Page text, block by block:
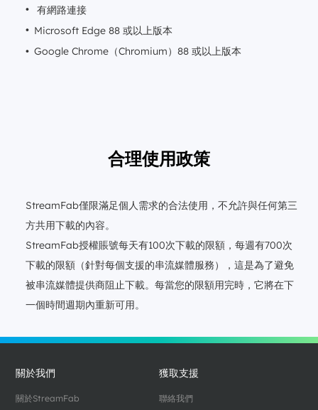
有網路連接
Microsoft Edge 88 或以上版本
Google Chrome（Chromium）88 或以上版本
合理使用政策
StreamFab僅限滿足個人需求的合法使用，不允許與任何第三
方共用下載的內容。
StreamFab授權賬號每天有100次下載的限額，每週有700次
下載的限額（針對每個支援的串流媒體服務），這是為了避免
被串流媒體提供商阻止下載。每當您的限額用完時，它將在下
一個時間週期內重新可用。
關於我們
關於StreamFab
獲取支援
聯絡我們